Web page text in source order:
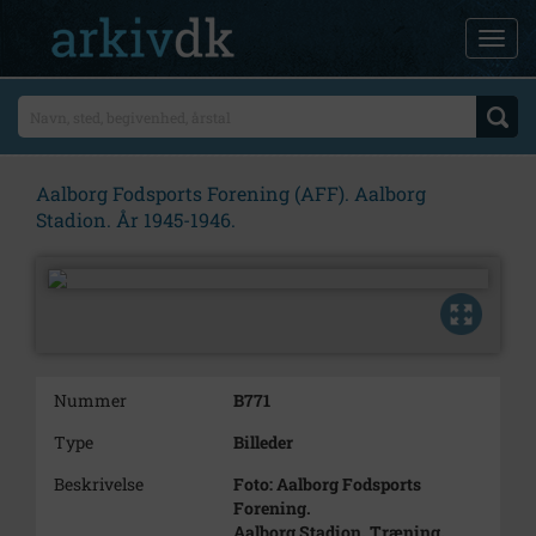
Aalborg Fodsports Forening (AFF). Aalborg
Stadion. År 1945-1946.
Nummer
B771
Type
Billeder
Beskrivelse
Foto: Aalborg Fodsports
Forening.